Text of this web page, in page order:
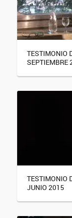
TESTIMONIO
SEPTIEMBRE
TESTIMONIO
JUNIO 2015